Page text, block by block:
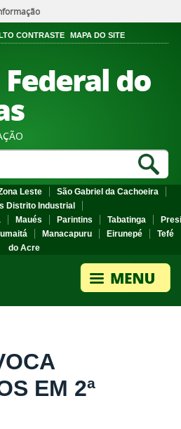
CONTRASTE MAPA DO SITE
do
Leste
São Gabriel da Cachoeira
Distrito Industrial
Maués Parintins Tabatinga
Manacapuru Eirunepé
Tefé
do Acre
EM 2ª